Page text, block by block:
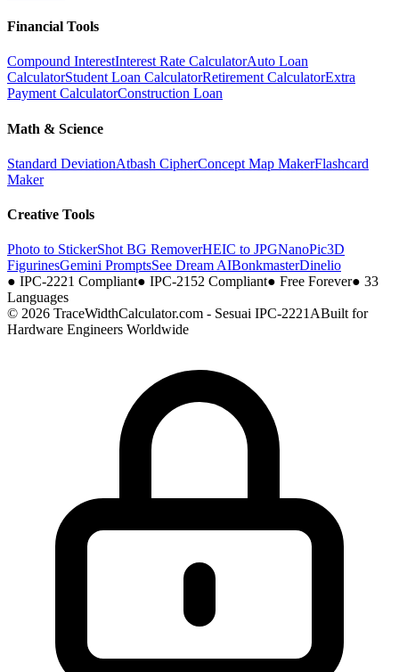
Financial Tools
Compound InterestInterest Rate CalculatorAuto Loan
CalculatorStudent Loan CalculatorRetirement CalculatorExtra
Payment CalculatorConstruction Loan
Math & Science
Standard DeviationAtbash CipherConcept Map MakerFlashcard
Maker
Creative Tools
Photo to StickerShot BG RemoverHEIC to JPGNanoPic3D
FigurinesGemini PromptsSee Dream AIBonkmasterDinelio
● IPC-2221 Compliant● IPC-2152 Compliant● Free Forever● 33
Languages
© 2026 TraceWidthCalculator.com - Sesuai IPC-2221ABuilt for
Hardware Engineers Worldwide